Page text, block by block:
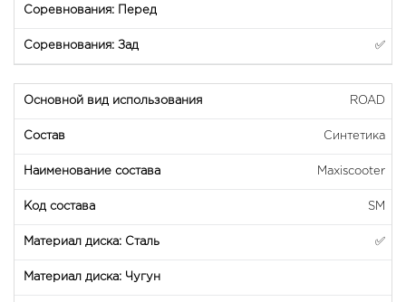
✅
ROAD
Синтетика
Maxiscooter
SM
✅